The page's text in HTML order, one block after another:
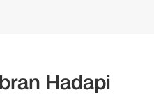
Hadapi